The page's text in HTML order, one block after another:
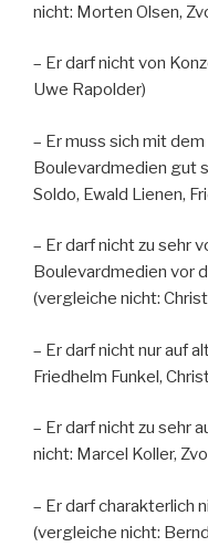
nicht: Morten Olsen,
– Er darf nicht von
Uwe Rapolder)
– Er muss sich mit
Boulevardmedien gut
Soldo, Ewald Lienen,
– Er darf nicht zu sehr
Boulevardmedien vor
(vergleiche nicht:
– Er darf nicht nur auf
Friedhelm Funkel,
– Er darf nicht zu sehr
nicht: Marcel Koller,
– Er darf charakterlich
(vergleiche nicht: